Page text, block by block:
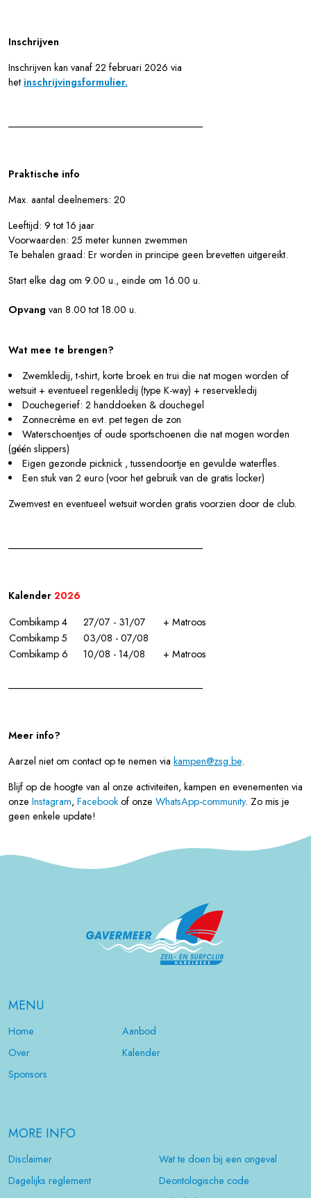
Inschrijven
Inschrijven kan vanaf 22 februari 2026 via
het inschrijvingsformulier.
Praktische info
Max. aantal deelnemers: 20
Leeftijd: 9 tot 16 jaar
Voorwaarden: 25 meter kunnen zwemmen
Te behalen graad: Er worden in principe geen brevetten uitgereikt.
Start elke dag om 9.00 u., einde om 16.00 u.
Opvang van 8.00 tot 18.00 u.
Wat mee te brengen?
Zwemkledij, t-shirt, korte broek en trui die nat mogen worden of
wetsuit + eventueel regenkledij (type K-way) + reservekledij
Douchegerief: 2 handdoeken & douchegel
Zonnecrème en evt. pet tegen de zon
Waterschoentjes of oude sportschoenen die nat mogen worden
(géén slippers)
Eigen gezonde picknick , tussendoortje en gevulde waterfles.
Een stuk van 2 euro (voor het gebruik van de gratis locker)
Zwemvest en eventueel wetsuit worden gratis voorzien door de club.
Kalender 2026
Combikamp 4
27/07 - 31/07
+ Matroos
Combikamp 5
03/08 - 07/08
Combikamp 6
10/08 - 14/08 + Matroos
Meer info?
Aarzel niet om contact op te nemen via kampen@zsg.be.
Blijf op de hoogte van al onze activiteiten, kampen en evenementen via
onze Instagram, Facebook of onze WhatsApp-community. Zo mis je
geen enkele update!
MENU
Home
Aanbod
Over
Kalender
Sponsors
MORE INFO
Disclaimer
Wat te doen bij een ongeval
Dagelijks reglement
Deontologische code